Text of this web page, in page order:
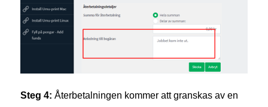
Steg 4: Återbetalningen kommer att granskas av en